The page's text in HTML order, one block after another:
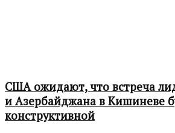
США ожидают, что встреча
и Азербайджана в Кишиневе
конструктивной